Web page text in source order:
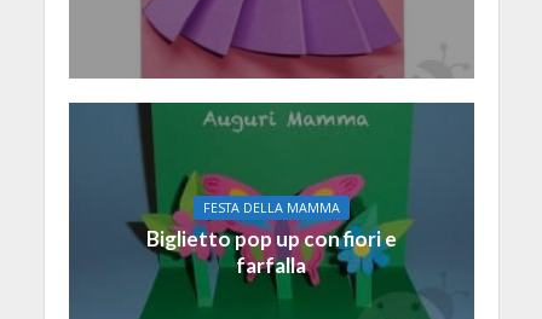
FESTA DELLA MAMMA
Biglietto pop up con fiori e
farfalla